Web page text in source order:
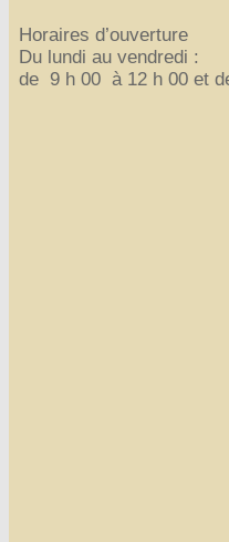
Horaires d’ouverture
Du lundi au vendredi :
de 9 h 00 à 12 h 00 et